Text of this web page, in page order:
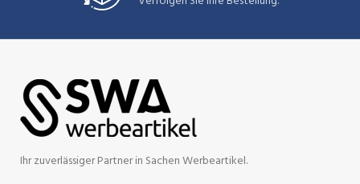
Ihr zuverlässiger Partner in Sachen Werbeartikel.